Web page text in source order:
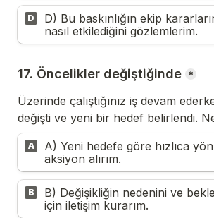
D
D) Bu baskınlığın ekip
nasıl etkilediğini gözlemlerim.
17. Öncelikler değiştiğinde *
Üzerinde çalıştığınız iş devam
değişti ve yeni bir hedef belirlendi.
A
A) Yeni hedefe göre hızlıca
aksiyon alırım.
B
B) Değişikliğin nedenini ve
için iletişim kurarım.